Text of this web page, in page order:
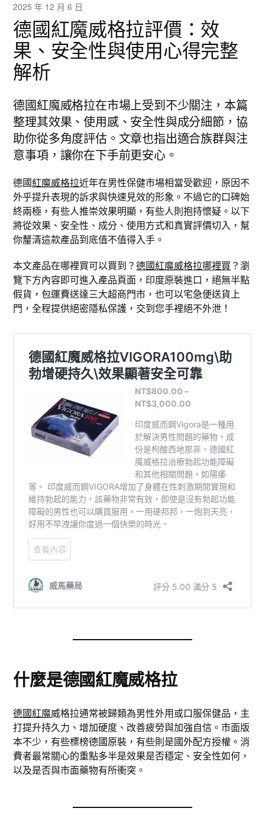
2025 年 12 月 6 日
德國紅魔威格拉評價：效
果、安全性與使用心得完整
解析
德國紅魔威格拉在市場上受到不少關注，本篇
整理其效果、使用感、安全性與成分細節，協
助你從多角度評估。文章也指出適合族群與注
意事項，讓你在下手前更安心。
德國紅魔威格拉近年在男性保健市場相當受歡迎，原因不
外乎提升表現的訴求與快速見效的形象。不過它的口碑始
終兩極，有些人推崇效果明顯，有些人則抱持懷疑。以下
將從效果、安全性、成分、使用方式和真實評價切入，幫
你釐清這款產品到底值不值得入手。
本文產品在哪裡買可以買到？德國紅魔威格拉哪裡買 ？瀏
覽下方內容即可進入產品頁面，印度原裝進口，絕無半點
假貨，包運費送達三大超商門市，也可以宅急便送貨上
門，全程提供絕密隱私保護，交到您手裡絕不外泄！
什麼是德國紅魔威格拉
德國紅魔威格拉通常被歸類為男性外用或口服保健品，主
打提升持久力、增加硬度、改善疲勞與加強自信。市面版
本不少，有些標榜德國原裝，有些則是國外配方授權。消
費者最常關心的重點多半是效果是否穩定、安全性如何，
以及是否與市面藥物有所衝突。